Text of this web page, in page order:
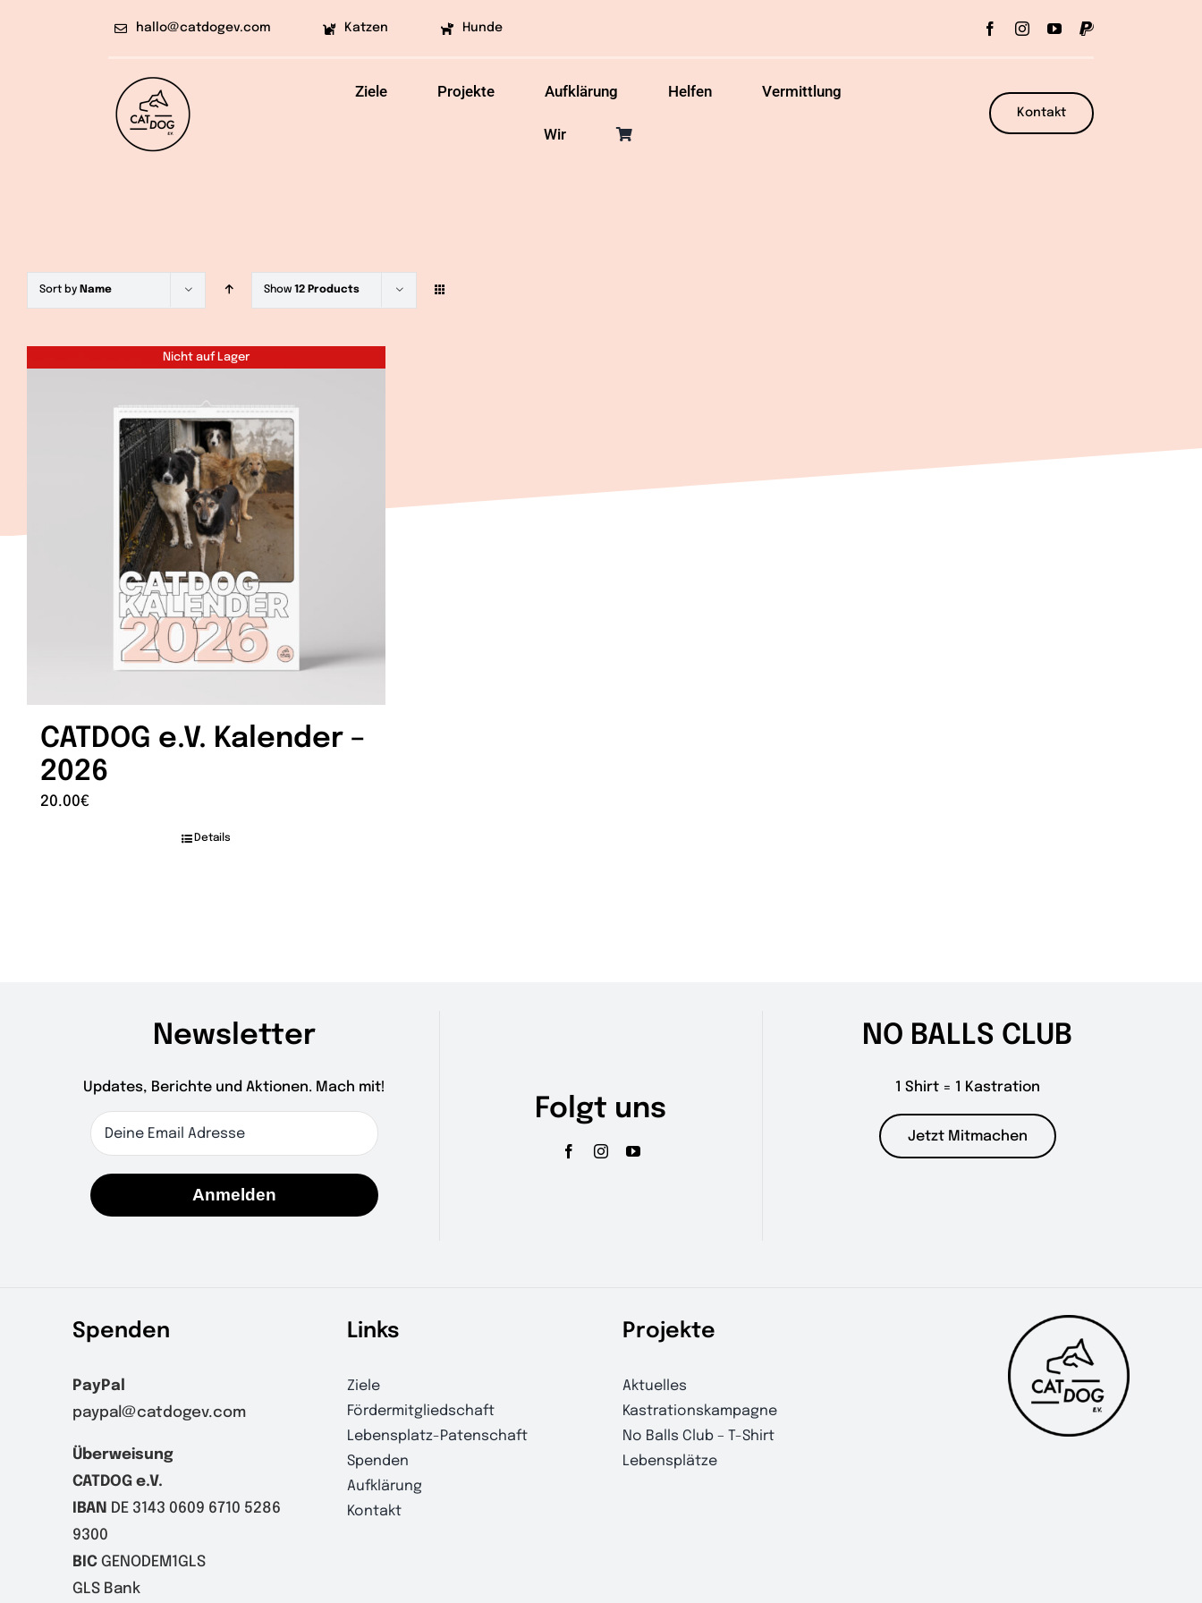
hallo@catdogev.com Katzen Hunde
Ziele Projekte Aufklärung Helfen Vermittlung
Wir
Kontakt
Sort by Name Show 12 Products
Nicht auf Lager
CATDOG e.V. Kalender –
2026
20.00€
Details
Newsletter
Updates, Berichte und Aktionen. Mach mit!
Anmelden
Folgt uns
NO BALLS CLUB
1 Shirt = 1 Kastration
Jetzt Mitmachen
Spenden
PayPal
paypal@catdogev.com
Überweisung
CATDOG e.V.
IBAN
DE 3143 0609 6710 5286
9300
BICGENODEM1GLS
GLS Bank
Links
Ziele
Fördermitgliedschaft
Lebensplatz-Patenschaft
Spenden
Aufklärung
Kontakt
Projekte
Aktuelles
Kastrationskampagne
No Balls Club – T-Shirt
Lebensplätze